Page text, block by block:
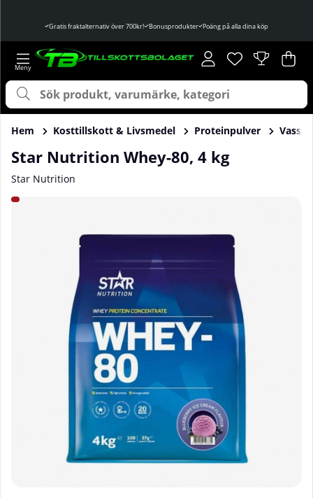
Gratis fraktalternativ över 700kr! Bonusprodukter Poäng på alla dina köp
Önskelista
Antal i
. .
Hem Kosttillskott & Livsmedel Proteinpulver
Star Nutrition Whey-80, 4 kg
Star Nutrition
Produktbilder Star Nutrition Whey-80, 4 kg